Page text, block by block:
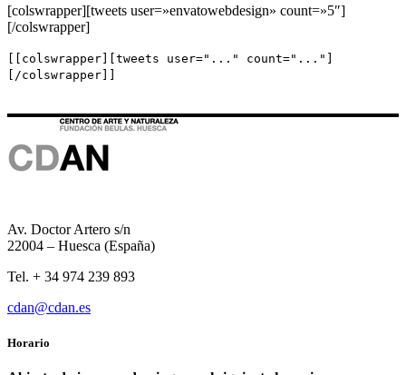
[colswrapper][tweets user=»envatowebdesign» count=»5″]
[/colswrapper]
[[colswrapper][tweets user="..." count="..."]
[/colswrapper]]
Av. Doctor Artero s/n
22004 – Huesca (España)
Tel. + 34 974 239 893
cdan@cdan.es
Horario